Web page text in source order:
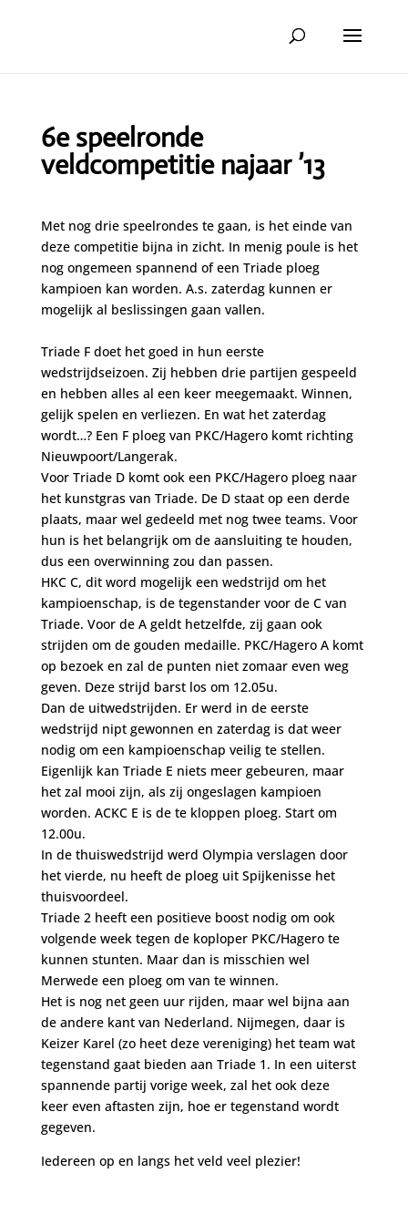
6e speelronde
veldcompetitie najaar ’13
Met nog drie speelrondes te gaan, is het einde van
deze competitie bijna in zicht. In menig poule is het
nog ongemeen spannend of een Triade ploeg
kampioen kan worden. A.s. zaterdag kunnen er
mogelijk al beslissingen gaan vallen.
Triade F doet het goed in hun eerste
wedstrijdseizoen. Zij hebben drie partijen gespeeld
en hebben alles al een keer meegemaakt. Winnen,
gelijk spelen en verliezen. En wat het zaterdag
wordt…? Een F ploeg van PKC/Hagero komt richting
Nieuwpoort/Langerak.
Voor Triade D komt ook een PKC/Hagero ploeg naar
het kunstgras van Triade. De D staat op een derde
plaats, maar wel gedeeld met nog twee teams. Voor
hun is het belangrijk om de aansluiting te houden,
dus een overwinning zou dan passen.
HKC C, dit word mogelijk een wedstrijd om het
kampioenschap, is de tegenstander voor de C van
Triade. Voor de A geldt hetzelfde, zij gaan ook
strijden om de gouden medaille. PKC/Hagero A komt
op bezoek en zal de punten niet zomaar even weg
geven. Deze strijd barst los om 12.05u.
Dan de uitwedstrijden. Er werd in de eerste
wedstrijd nipt gewonnen en zaterdag is dat weer
nodig om een kampioenschap veilig te stellen.
Eigenlijk kan Triade E niets meer gebeuren, maar
het zal mooi zijn, als zij ongeslagen kampioen
worden. ACKC E is de te kloppen ploeg. Start om
12.00u.
In de thuiswedstrijd werd Olympia verslagen door
het vierde, nu heeft de ploeg uit Spijkenisse het
thuisvoordeel.
Triade 2 heeft een positieve boost nodig om ook
volgende week tegen de koploper PKC/Hagero te
kunnen stunten. Maar dan is misschien wel
Merwede een ploeg om van te winnen.
Het is nog net geen uur rijden, maar wel bijna aan
de andere kant van Nederland. Nijmegen, daar is
Keizer Karel (zo heet deze vereniging) het team wat
tegenstand gaat bieden aan Triade 1. In een uiterst
spannende partij vorige week, zal het ook deze
keer even aftasten zijn, hoe er tegenstand wordt
gegeven.
Iedereen op en langs het veld veel plezier!